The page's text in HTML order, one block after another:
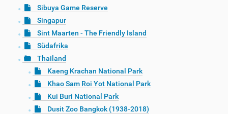
Sibuya Game Reserve
Singapur
Sint Maarten - The Friendly Island
Südafrika
Thailand
Kaeng Krachan National Park
Khao Sam Roi Yot National Park
Kui Buri National Park
Dusit Zoo Bangkok (1938-2018)